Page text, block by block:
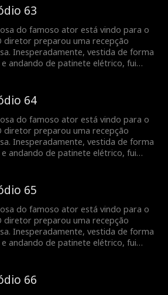
do meu marido! Todos a bajulavam e
Veja como vou deixá-los
63
do famoso ator está vindo para o
diretor preparou uma recepção
Inesperadamente, vestida de forma
e andando de patinete elétrico, fui
do meu marido! Todos a bajulavam e
Veja como vou deixá-los
64
do famoso ator está vindo para o
diretor preparou uma recepção
Inesperadamente, vestida de forma
e andando de patinete elétrico, fui
do meu marido! Todos a bajulavam e
Veja como vou deixá-los
65
do famoso ator está vindo para o
diretor preparou uma recepção
Inesperadamente, vestida de forma
e andando de patinete elétrico, fui
do meu marido! Todos a bajulavam e
Veja como vou deixá-los
66